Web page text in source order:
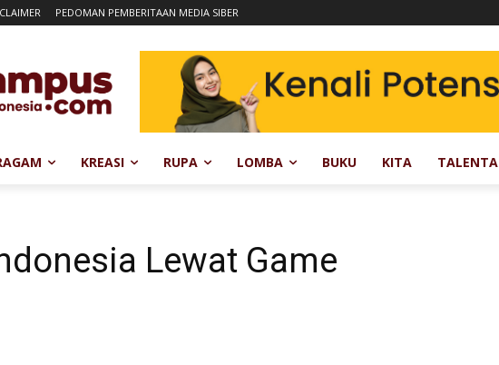
PEDOMAN PEMBERITAAN MEDIA SIBER
KREASI RUPA LOMBA BUKU KITA TALENTA
Lewat Game